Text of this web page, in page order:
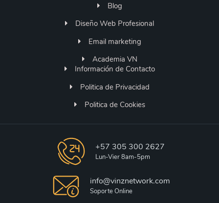
Blog
Diseño Web Profesional
Email marketing
Academia VN
Información de Contacto
Politica de Privacidad
Politica de Cookies
+57 305 300 2627
Lun-Vier 8am-5pm
info@vinznetwork.com
Soporte Online